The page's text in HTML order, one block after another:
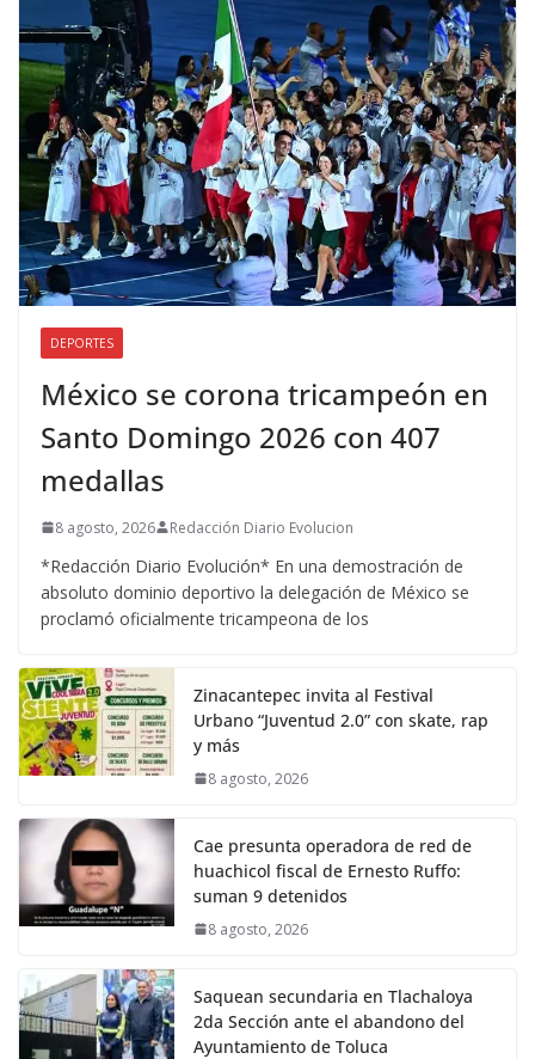
DEPORTES
México se corona tricampeón en
Santo Domingo 2026 con 407
medallas
8 agosto, 2026 Redacción Diario Evolucion
*Redacción Diario Evolución* En una demostración de
absoluto dominio deportivo la delegación de México se
proclamó oficialmente tricampeona de los
Zinacantepec invita al Festival
Urbano “Juventud 2.0” con skate, rap
y más
8 agosto, 2026
Cae presunta operadora de red de
huachicol fiscal de Ernesto Ruffo:
suman 9 detenidos
8 agosto, 2026
Saquean secundaria en Tlachaloya
2da Sección ante el abandono del
Ayuntamiento de Toluca